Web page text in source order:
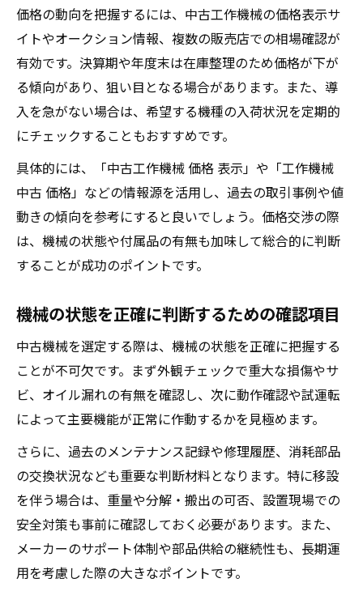
価格の動向を把握するには、中古工作機械の価格表示サ
イトやオークション情報、複数の販売店での相場確認が
有効です。決算期や年度末は在庫整理のため価格が下が
る傾向があり、狙い目となる場合があります。また、導
入を急がない場合は、希望する機種の入荷状況を定期的
にチェックすることもおすすめです。
具体的には、「中古工作機械 価格 表示」や「工作機械
中古 価格」などの情報源を活用し、過去の取引事例や値
動きの傾向を参考にすると良いでしょう。価格交渉の際
は、機械の状態や付属品の有無も加味して総合的に判断
することが成功のポイントです。
機械の状態を正確に判断するための確認項目
中古機械を選定する際は、機械の状態を正確に把握する
ことが不可欠です。まず外観チェックで重大な損傷やサ
ビ、オイル漏れの有無を確認し、次に動作確認や試運転
によって主要機能が正常に作動するかを見極めます。
さらに、過去のメンテナンス記録や修理履歴、消耗部品
の交換状況なども重要な判断材料となります。特に移設
を伴う場合は、重量や分解・搬出の可否、設置現場での
安全対策も事前に確認しておく必要があります。また、
メーカーのサポート体制や部品供給の継続性も、長期運
用を考慮した際の大きなポイントです。